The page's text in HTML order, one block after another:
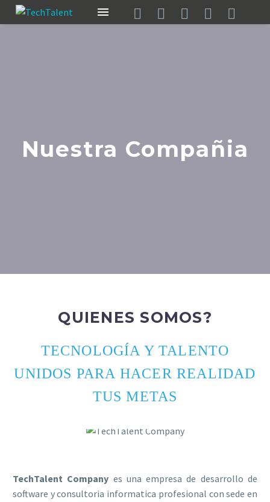
Nuestra Compañia
QUIENES SOMOS?
TECNOLOGÍA Y TALENTO
UNIDOS PARA HACER REALIDAD
TUS METAS
TechTalent Company es una empresa de desarrollo de
software y consultoria informatica profesional con sede en